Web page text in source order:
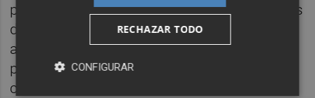
provoca retrasos, dado que las profesionales
deben esperar a que su compañera
abandone el puesto del ordenador para
poder registrar la información en la historia
clínica del paciente".
RECHAZAR TODO
CONFIGURAR